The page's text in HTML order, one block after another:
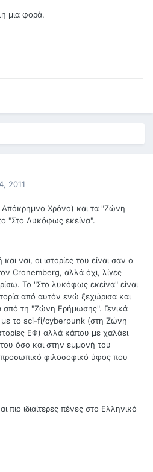
μια φορά.
2011
Χρόνο) και τα "Ζώνη
"Στο Λυκόφως εκείνα".
ναι, οι ιστορίες του είναι σαν ο
Cronemberg, αλλά όχι, λίγες
Το "Στο λυκόφως εκείνα" είναι
από αυτόν ενώ ξεχώρισα και
από τη "Ζώνη Ερήμωσης". Γενικά
με το sci-fi/cyberpunk (στη Ζώνη
ΕΦ) αλλά κάπου με χαλάει
του όσο και στην εμμονή του
φιλοσοφικό ύφος που
πιο ιδιαίτερες πένες στο Ελληνικό